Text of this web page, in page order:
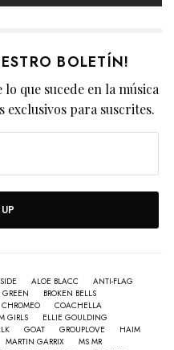
BOLETÍN!
que sucede en la música
exclusivos para suscrites.
ALOE BLACC
ANTI-FLAG
BROKEN BELLS
CHROMEO
COACHELLA
GIRLS
ELLIE GOULDING
GOAT GROUPLOVE
HAIM
MARTIN GARRIX
MS MR